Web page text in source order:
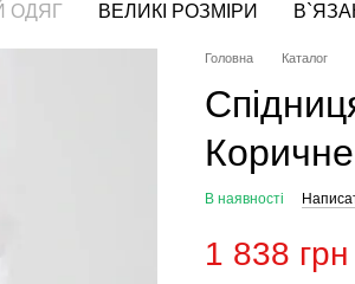
ОДЯГ ВЕЛИКІ РОЗМІРИ
Головна Каталог
В наявності
1 838 грн